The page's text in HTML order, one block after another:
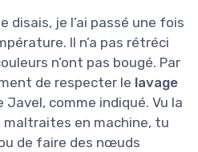
disais, je l’ai passé une fois
Il n’a pas rétréci
n’ont pas bougé. Par
de respecter le lavage
Javel, comme indiqué. Vu la
en machine, tu
de faire des nœuds